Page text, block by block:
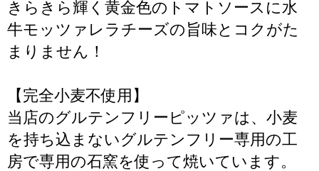
きらきら輝く黄金色のトマトソースに水
牛モッツァレラチーズの旨味とコクがた
まりません！
【完全小麦不使用】
当店のグルテンフリーピッツァは、小麦
を持ち込まないグルテンフリー専用の工
房で専用の石窯を使って焼いています。